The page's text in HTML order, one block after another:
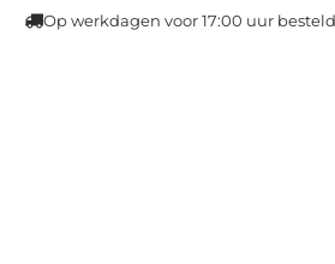
Op werkdagen voor 17:00 uur